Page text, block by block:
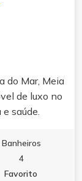
do Mar, Meia
de luxo no
saúde.
com 03
com
da praia.
Banheiros
4
Favorito